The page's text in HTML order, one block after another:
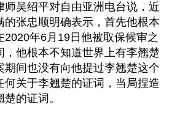
师吴绍平对自由亚洲电台说，近
的张忠顺明确表示，首先他根本
2020年6月19日他被取保候审之
，他根本不知道世界上有李翘楚
期间也没有向他提过李翘楚这个
何关于李翘楚的证词，当局捏造
的证词。